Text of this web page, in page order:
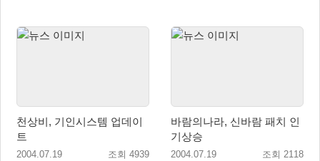
천상비, 기인시스템 업데이
트
2004.07.19 조회 4939
바람의나라, 신바람 패치 인
기상승
2004.07.19 조회 2118